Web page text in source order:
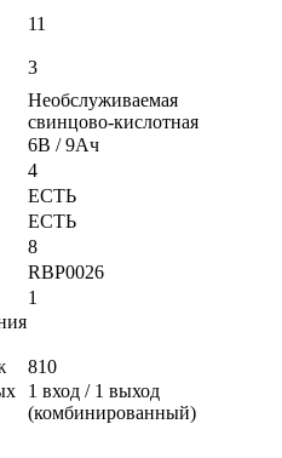
11
3
Необслуживаемая
свинцово-кислотная
6В / 9Ач
4
ЕСТЬ
ЕСТЬ
8
RBP0026
1
810
1 вход / 1 выход
(комбинированный)